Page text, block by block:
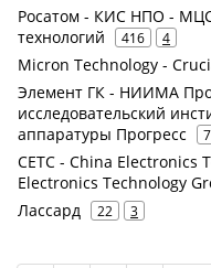
Росатом - КИС НПО -
технологий
416 4
Micron Technology -
Элемент ГК - НИИМА
исследовательский
аппаратуры Прогресс
CETC - China Electronics
Electronics Technology
Лассард 22 3